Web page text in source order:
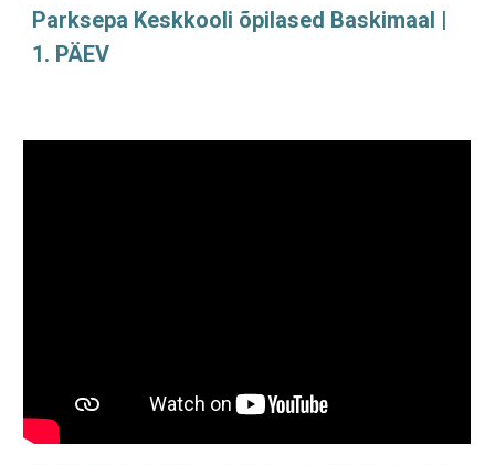
Parksepa Keskkooli õpilased Baskimaal |
1. PÄEV